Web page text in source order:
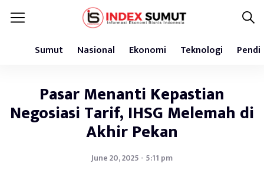
Sumut Nasional Ekonomi Teknologi
Pasar Menanti Kepastian
Negosiasi Tarif, IHSG Melemah di
Akhir Pekan
June 20, 2025 - 5:11 pm